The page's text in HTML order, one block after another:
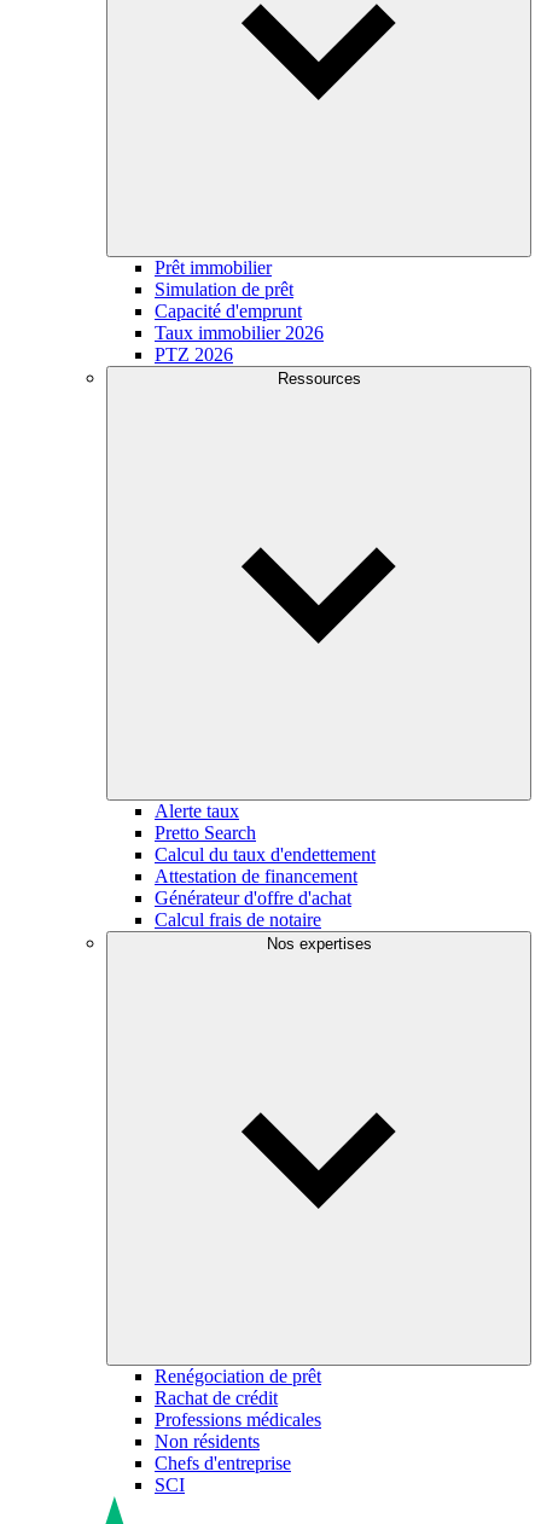
Prêt immobilier
Simulation de prêt
Capacité d'emprunt
Taux immobilier 2026
PTZ 2026
Ressources
Alerte taux
Pretto Search
Calcul du taux d'endettement
Attestation de financement
Générateur d'offre d'achat
Calcul frais de notaire
Nos expertises
Renégociation de prêt
Rachat de crédit
Professions médicales
Non résidents
Chefs d'entreprise
SCI